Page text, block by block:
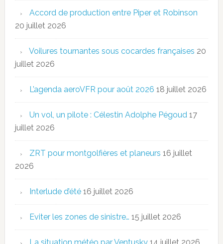
Accord de production entre Piper et Robinson
20 juillet 2026
Voilures tournantes sous cocardes françaises 20
juillet 2026
L’agenda aeroVFR pour août 2026 18 juillet 2026
Un vol, un pilote : Célestin Adolphe Pégoud 17
juillet 2026
ZRT pour montgolfières et planeurs 16 juillet
2026
Interlude d’été 16 juillet 2026
Eviter les zones de sinistre… 15 juillet 2026